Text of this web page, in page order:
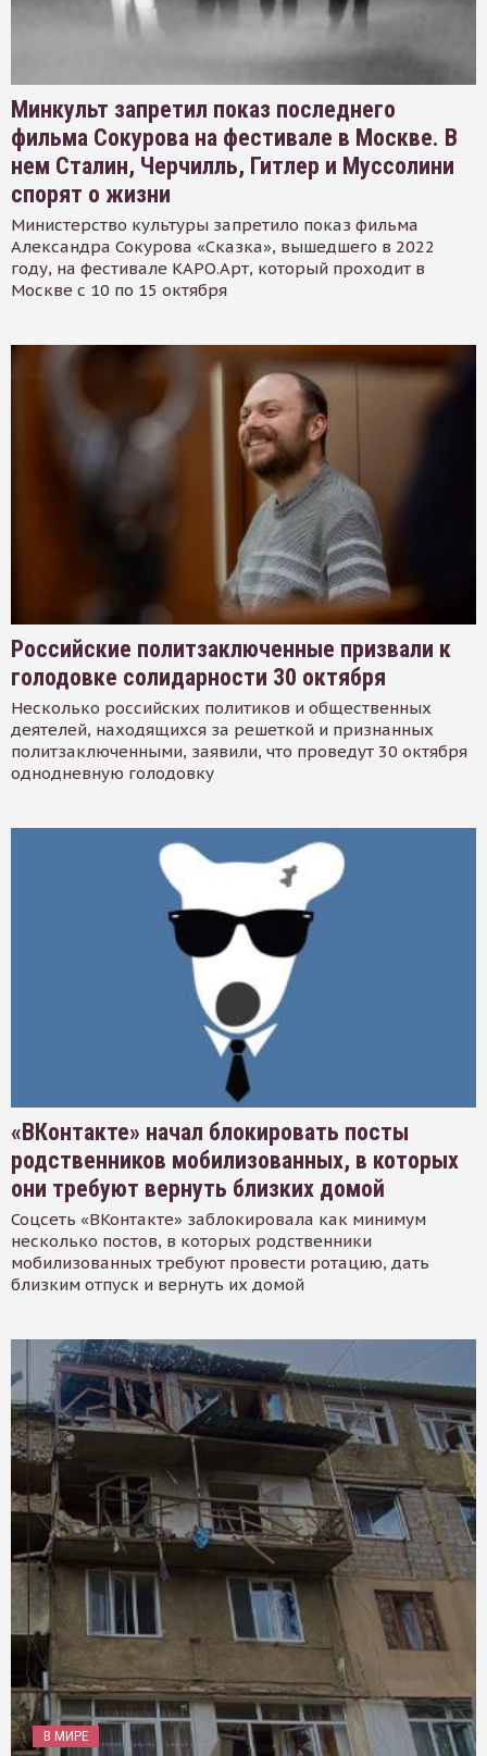
Минкульт запретил показ последнего
фильма Сокурова на фестивале в Москве. В
нем Сталин, Черчилль, Гитлер и Муссолини
спорят о жизни
Министерство культуры запретило показ фильма
Александра Сокурова «Сказка», вышедшего в 2022
году, на фестивале КАРО.Арт, который проходит в
Москве с 10 по 15 октября
Российские политзаключенные призвали к
голодовке солидарности 30 октября
Несколько российских политиков и общественных
деятелей, находящихся за решеткой и признанных
политзаключенными, заявили, что проведут 30 октября
однодневную голодовку
«ВКонтакте» начал блокировать посты
родственников мобилизованных, в которых
они требуют вернуть близких домой
Соцсеть «ВКонтакте» заблокировала как минимум
несколько постов, в которых родственники
мобилизованных требуют провести ротацию, дать
близким отпуск и вернуть их домой
В МИРЕ